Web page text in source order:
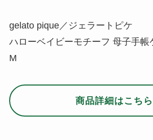
gelato pique／ジェラートピケ
ハローベイビーモチーフ 母子手帳
M
商品詳細はこちら